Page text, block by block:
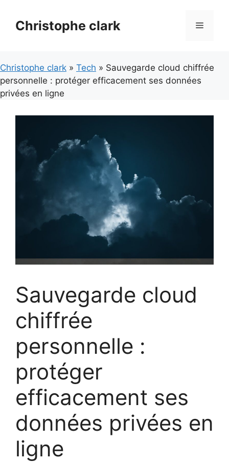
contenuChristophe clark Menu
Christophe clark » Tech » Sauvegarde cloud chiffrée
personnelle : protéger efficacement ses données
privées en ligne
Sauvegarde cloud
chiffrée
personnelle :
protéger
efficacement ses
données privées en
ligne